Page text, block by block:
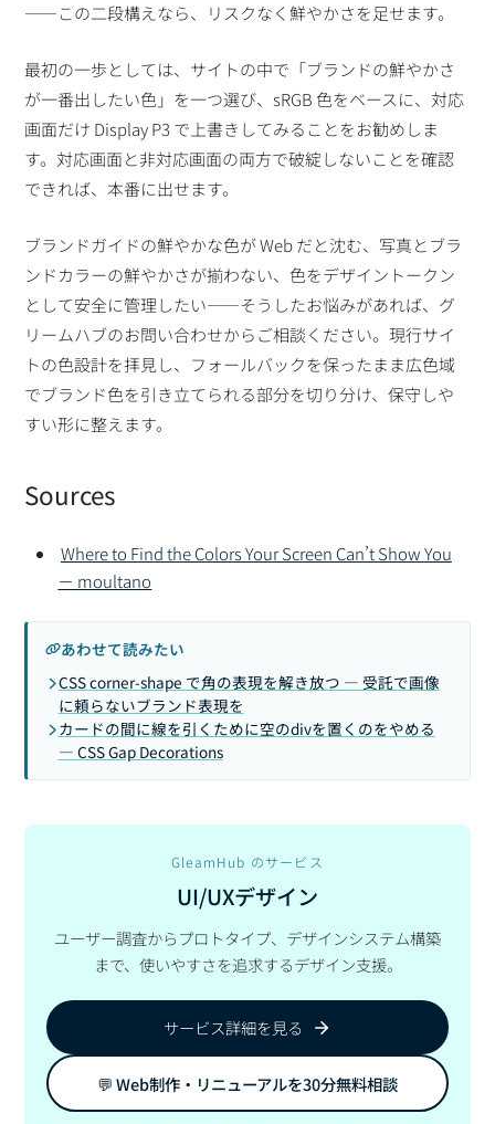
——この二段構えなら、リスクなく鮮やかさを足せます。
最初の一歩としては、サイトの中で「ブランドの鮮やかさ
が一番出したい色」を一つ選び、sRGB 色をベースに、対応
画面だけ Display P3 で上書きしてみることをお勧めしま
す。対応画面と非対応画面の両方で破綻しないことを確認
できれば、本番に出せます。
ブランドガイドの鮮やかな色が Web だと沈む、写真とブラ
ンドカラーの鮮やかさが揃わない、色をデザイントークン
として安全に管理したい——そうしたお悩みがあれば、グ
リームハブのお問い合わせからご相談ください。現行サイ
トの色設計を拝見し、フォールバックを保ったまま広色域
でブランド色を引き立てられる部分を切り分け、保守しや
すい形に整えます。
Sources
Where to Find the Colors Your Screen Can’t Show You
－ moultano
あわせて読みたい
CSS corner-shape で角の表現を解き放つ — 受託で画像
に頼らないブランド表現を
カードの間に線を引くために空のdivを置くのをやめる
— CSS Gap Decorations
GleamHub のサービス
UI/UXデザイン
ユーザー調査からプロトタイプ、デザインシステム構築
まで、使いやすさを追求するデザイン支援。
サービス詳細を見る
💬 Web制作・リニューアルを30分無料相談